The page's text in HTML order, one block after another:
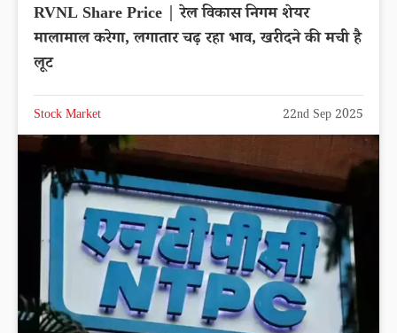
RVNL Share Price | रेल विकास निगम शेयर
मालामाल करेगा, लगातार चढ़ रहा भाव, खरीदने की मची है
लूट
Stock Market 22nd Sep 2025